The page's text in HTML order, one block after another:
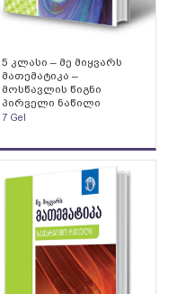
5 კლასი – მე მიყვარს
მათემატიკა –
მოსწავლის წიგნი
პირველი ნაწილი
7 Gel